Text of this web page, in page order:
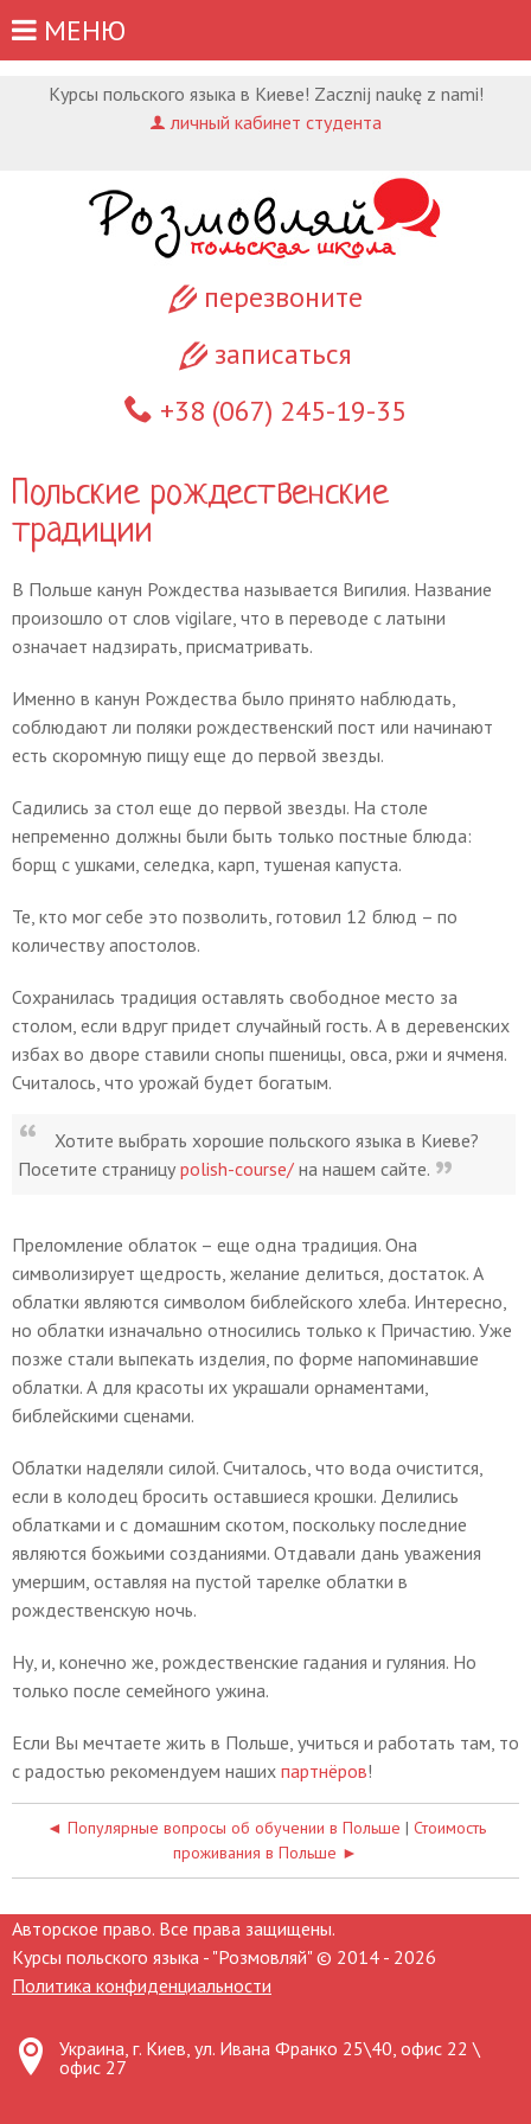
Курсы польского языка в Киеве! Zacznij naukę z nami!
личный кабинет студента
перезвоните
записаться
+38 (067) 245-19-35
МЕНЮ
Польские рождественские
традиции
В Польше канун Рождества называется Вигилия. Название
произошло от слов vigilare, что в переводе с латыни
означает надзирать, присматривать.
Именно в канун Рождества было принято наблюдать,
соблюдают ли поляки рождественский пост или начинают
есть скоромную пищу еще до первой звезды.
Садились за стол еще до первой звезды. На столе
непременно должны были быть только постные блюда:
борщ с ушками, селедка, карп, тушеная капуста.
Те, кто мог себе это позволить, готовил 12 блюд – по
количеству апостолов.
Сохранилась традиция оставлять свободное место за
столом, если вдруг придет случайный гость. А в деревенских
избах во дворе ставили снопы пшеницы, овса, ржи и ячменя.
Считалось, что урожай будет богатым.
Хотите выбрать хорошие польского языка в Киеве?
Посетите страницу polish-course/ на нашем сайте.
Преломление облаток – еще одна традиция. Она
символизирует щедрость, желание делиться, достаток. А
облатки являются символом библейского хлеба. Интересно,
но облатки изначально относились только к Причастию. Уже
позже стали выпекать изделия, по форме напоминавшие
облатки. А для красоты их украшали орнаментами,
библейскими сценами.
Облатки наделяли силой. Считалось, что вода очистится,
если в колодец бросить оставшиеся крошки. Делились
облатками и с домашним скотом, поскольку последние
являются божьими созданиями. Отдавали дань уважения
умершим, оставляя на пустой тарелке облатки в
рождественскую ночь.
Ну, и, конечно же, рождественские гадания и гуляния. Но
только после семейного ужина.
Если Вы мечтаете жить в Польше, учиться и работать там, то
с радостью рекомендуем наших партнёров!
◄ Популярные вопросы об обучении в Польше | Стоимость
проживания в Польше ►
Авторское право. Все права защищены.
Курсы польского языка - "Розмовляй" © 2014 - 2026
Политика конфиденциальности
Украина, г. Киев, ул. Ивана Франко 25\40, офис 22 \
офис 27